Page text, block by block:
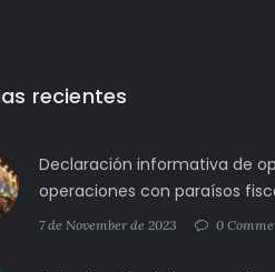
recientes
Declaración informativa de
operaciones con paraísos
7 de November de 2023 0